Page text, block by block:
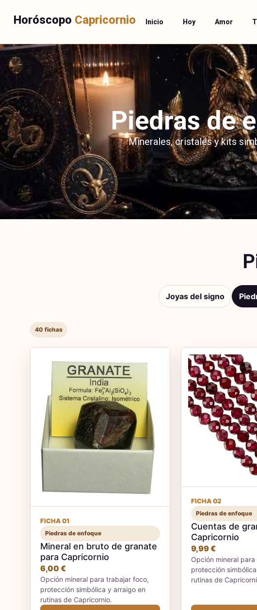
Horóscopo Capricornio Inicio Hoy Amor
Piedras de
Minerales, cristales y kits
Joyas del signo
40 fichas
FICHA 01
Piedras de enfoque
Mineral en bruto de granate
para Capricornio
6,00 €
Opción mineral para trabajar foco,
protección simbólica y arraigo en
rutinas de Capricornio.
FICHA 02
Piedras de enfoque
Cuentas de
Capricornio
9,99 €
Opción mineral
protección
rutinas de